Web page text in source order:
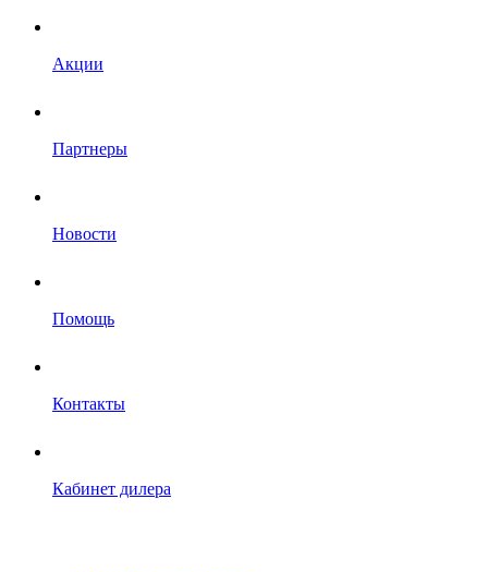
Акции
Партнеры
Новости
Помощь
Контакты
Кабинет дилера